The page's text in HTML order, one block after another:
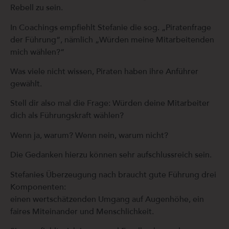
Rebell zu sein.
In Coachings empfiehlt Stefanie die sog. „Piratenfrage
der Führung“, nämlich „Würden meine Mitarbeitenden
mich wählen?“
Was viele nicht wissen, Piraten haben ihre Anführer
gewählt.
Stell dir also mal die Frage: Würden deine Mitarbeiter
dich als Führungskraft wählen?
Wenn ja, warum? Wenn nein, warum nicht?
Die Gedanken hierzu können sehr aufschlussreich sein.
Stefanies Überzeugung nach braucht gute Führung drei
Komponenten:
einen wertschätzenden Umgang auf Augenhöhe, ein
faires Miteinander und Menschlichkeit.